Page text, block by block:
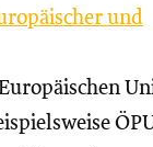
und